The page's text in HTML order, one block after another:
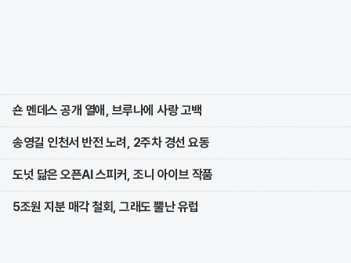
숀 멘데스 공개 열애, 브루나에 사랑 고백
송영길 인천서 반전 노려, 2주차 경선 요동
도넛 닮은 오픈AI 스피커, 조니 아이브 작품
5조원 지분 매각 철회, 그래도 뿔난 유럽